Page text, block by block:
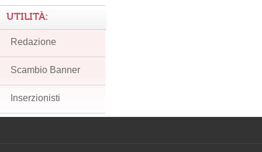
UTILITÀ:
Redazione
Scambio Banner
Inserzionisti